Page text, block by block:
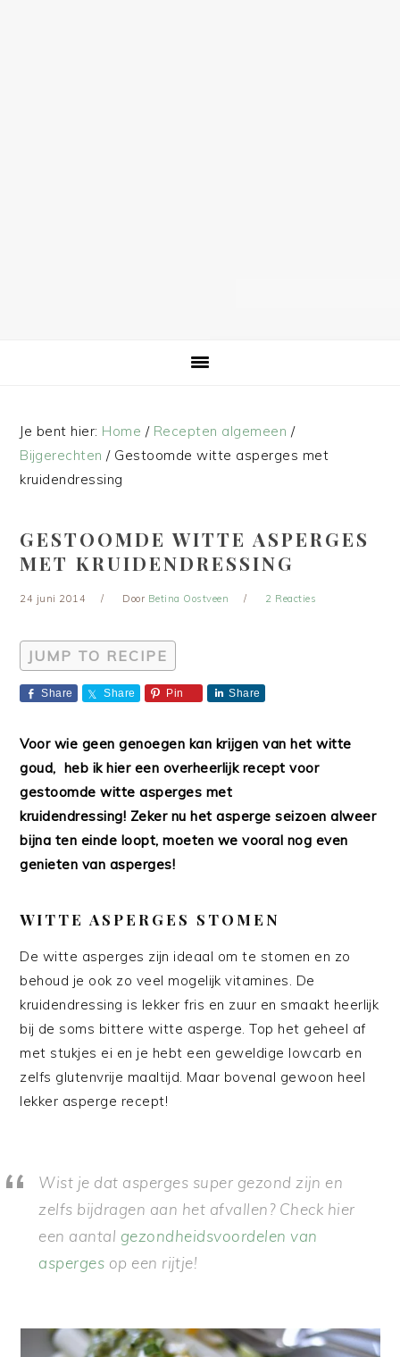
Je bent hier: Home / Recepten algemeen /
Bijgerechten /Gestoomde witte asperges met
kruidendressing
GESTOOMDE WITTE ASPERGES
MET KRUIDENDRESSING
24 juni 2014 Door Betina Oostveen 2 Reacties
JUMP TO RECIPE
Share Share Pin Share
Voor wie geen genoegen kan krijgen van het witte
goud, heb ik hier een overheerlijk recept voor
gestoomde witte asperges met
kruidendressing! Zeker nu het asperge seizoen alweer
bijna ten einde loopt, moeten we vooral nog even
genieten van asperges!
WITTE ASPERGES STOMEN
De witte asperges zijn ideaal om te stomen en zo
behoud je ook zo veel mogelijk vitamines. De
kruidendressing is lekker fris en zuur en smaakt heerlijk
bij de soms bittere witte asperge. Top het geheel af
met stukjes ei en je hebt een geweldige lowcarb en
zelfs glutenvrije maaltijd. Maar bovenal gewoon heel
lekker asperge recept!
Wist je dat asperges super gezond zijn en
zelfs bijdragen aan het afvallen? Check hier
een aantal gezondheidsvoordelen van
asperges op een rijtje!